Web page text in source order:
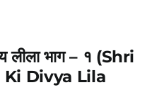
लीला भाग – १ (Shri
Ki Divya Lila